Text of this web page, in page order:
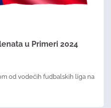
u Primeri 2024
od vodećih fudbalskih liga na